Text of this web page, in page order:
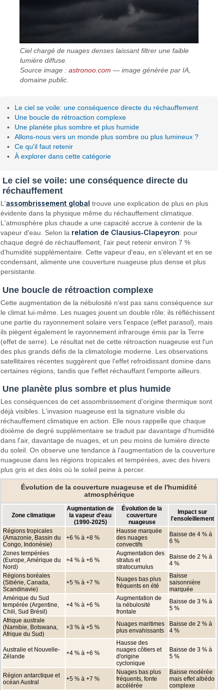
Ciel chargé de nuages denses laissant filtrer une faible
lumière diffuse.
Source image :astronoo.com — image générée par IA,
domaine public.
Le ciel se voile: une conséquence directe du réchauffement
Une boucle de rétroaction complexe
Une planète plus sombre et plus humide
Allons-nous vers un monde plus sombre ou plus lumineux ?
Ce qu'il faut retenir
À explorer dans cette catégorie
Le ciel se voile: une conséquence directe du
réchauffement
L'assombrissement global trouve une explication de plus en plus
évidente dans la physique même du réchauffement climatique.
L'atmosphère plus chaude a une capacité accrue à contenir de la
vapeur d'eau. Selon la relation de Clausius‑Clapeyron: pour
chaque degré de réchauffement, l'air peut retenir environ 7 %
d'humidité supplémentaire. Cette vapeur d'eau, en s'élevant et en se
condensant, alimente une couverture nuageuse plus dense et plus
persistante.
Une boucle de rétroaction complexe
Cette augmentation de la nébulosité n'est pas sans conséquence sur
le climat lui-même. Les nuages jouent un double rôle: ils réfléchissent
une partie du rayonnement solaire vers l'espace (effet parasol), mais
ils piègent également le rayonnement infrarouge émis par la Terre
(effet de serre). Le résultat net de cette rétroaction nuageuse est l'un
des plus grands défis de la climatologie moderne. Les observations
satellitaires récentes suggèrent que l'effet refroidissant domine dans
certaines régions, tandis que l'effet réchauffant l'emporte ailleurs.
Une planète plus sombre et plus humide
Les conséquences de cet assombrissement d'origine thermique sont
déjà visibles. L'invasion nuageuse est la signature visible du
réchauffement climatique en action. Elle nous rappelle que chaque
dixième de degré supplémentaire se traduit par davantage d'humidité
dans l'air, davantage de nuages, et un peu moins de lumière directe
du soleil. On observe une tendance à l'augmentation de la couverture
nuageuse dans les régions tropicales et tempérées, avec des hivers
plus gris et des étés où le soleil peine à percer.
Évolution de la couverture nuageuse et de l'humidité
atmosphérique
Zone climatique
Augmentation de
la vapeur d'eau
(1990‑2025)
Évolution de la
couverture
nuageuse
Impact sur
l'ensoleillement
Régions tropicales
(Amazonie, Bassin du
Congo, Indonésie)
+6 % à +8 %
Hausse marquée
des nuages
convectifs
Baisse de 4 % à
6 %
Zones tempérées
(Europe, Amérique du
Nord)
+4 % à +6 %
Augmentation des
stratus et
stratocumulus
Baisse de 2 % à
4 %
Régions boréales
(Sibérie, Canada,
Scandinavie)
+5 % à +7 %
Nuages bas plus
fréquents en été
Baisse
saisonnière
marquée
Amérique du Sud
tempérée (Argentine,
Chili, Sud Brésil)
+4 % à +6 %
Augmentation de
la nébulosité
frontale
Baisse de 3 % à
5 %
Afrique australe
(Namibie, Botswana,
Afrique du Sud)
+3 % à +5 %
Nuages maritimes
plus envahissants
Baisse de 2 % à
4 %
Australie et Nouvelle-
Zélande
+4 % à +6 %
Hausse des
nuages côtiers et
d'origine
cyclonique
Baisse de 3 % à
5 %
Région antarctique et
océan Austral
+5 % à +7 %
Nuages bas plus
fréquents, fonte
accélérée
Baisse modérée
mais effet albédo
complexe